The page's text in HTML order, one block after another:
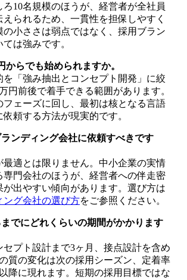
10名規模のほうが、経営者が全社員
られるため、一貫性を担保しやすく
の小ささは弱点ではなく、採用ブラン
は強みです。
からでも始められますか。
を「強み抽出とコンセプト開発」に絞
円前後で着手できる範囲があります。
フェーズに回し、最初は核となる言語
頼する方法が現実的です。
ンディング会社に依頼すべきです
最適とは限りません。中小企業の実情
専門会社のほうが、経営者への伴走密
が出やすい傾向があります。選び方は
ング会社の選び方をご参照ください。
でにどれくらいの期間がかかります
セプト設計まで3ヶ月、接点設計を含め
質の変化は次の採用シーズン、定着率
降に現れます。短期の採用目標ではな